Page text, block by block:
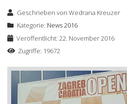
Geschrieben vonWedrana Kreuzer
Kategorie: News 2016
Veröffentlicht: 22. November 2016
Zugriffe: 19672